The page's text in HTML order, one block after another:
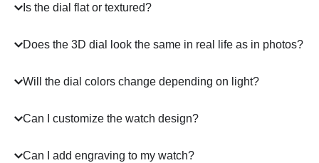
Is the dial flat or textured?
Does the 3D dial look the same in real life as in photos?
Will the dial colors change depending on light?
Can I customize the watch design?
Can I add engraving to my watch?